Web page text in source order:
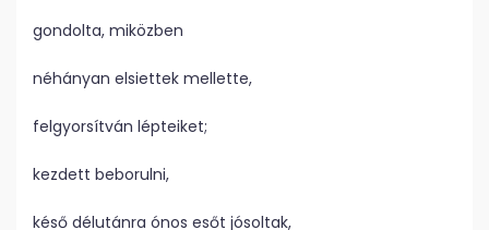
gondolta, miközben
néhányan elsiettek mellette,
felgyorsítván lépteiket;
kezdett beborulni,
késő délutánra ónos esőt jósoltak,